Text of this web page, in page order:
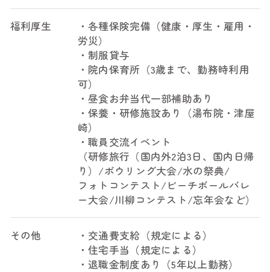
福利厚生
・各種保険完備（健康・厚生・雇用・
労災）
・制服貸与
・院内保育所（3歳まで、勤務時利用
可）
・昼食お弁当代一部補助あり
・保養・研修施設あり（湯布院・津屋
崎）
・職員交流イベント
（研修旅行（国内外2泊3日、国内日帰
り）/ボウリング大会/水の祭典/
フォトコンテスト/ビーチボールバレ
ー大会/川柳コンテスト/忘年会など）
その他
・交通費支給（規定による）
・住宅手当（規定による）
・退職金制度あり（5年以上勤務）